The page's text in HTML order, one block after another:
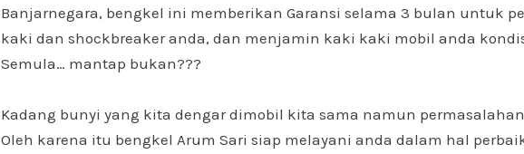
Banjarnegara, bengkel ini memberikan Garansi selama 3 bulan untuk
kaki dan shockbreaker anda, dan menjamin kaki kaki mobil anda
Semula… mantap bukan???
Kadang bunyi yang kita dengar dimobil kita sama namun
Oleh karena itu bengkel Arum Sari siap melayani anda dalam hal